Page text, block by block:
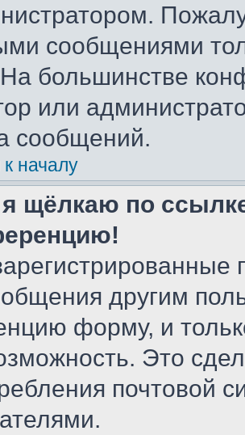
сообщениями
большинстве
или
сообщений.
началу
я щёлкаю по
другим
форму, и
Это
почтовой